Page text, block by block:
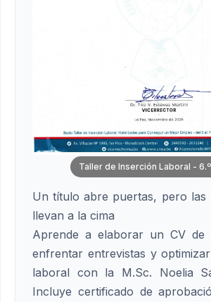
Taller de Inserción Laboral -
Un título abre puertas, pero las
llevan a la cima
Aprende a elaborar un CV de
enfrentar entrevistas y
laboral con la M.Sc. Noelia
Incluye certificado de